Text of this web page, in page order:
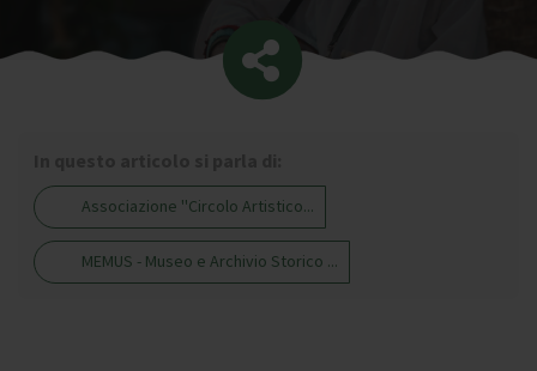
Associazione ''Circolo Artistico...
MEMUS - Museo e Archivio Storico ...